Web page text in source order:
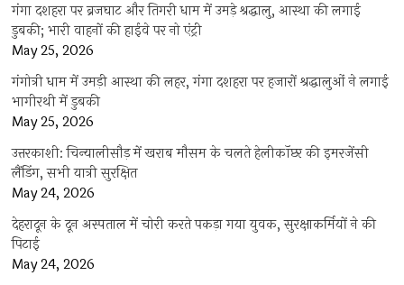
गंगा दशहरा पर ब्रजघाट और तिगरी धाम में उमड़े श्रद्धालु, आस्था की लगाई
डुबकी; भारी वाहनों की हाईवे पर नो एंट्री
May 25, 2026
गंगोत्री धाम में उमड़ी आस्था की लहर, गंगा दशहरा पर हजारों श्रद्धालुओं ने लगाई
भागीरथी में डुबकी
May 25, 2026
उत्तरकाशी: चिन्यालीसौड़ में खराब मौसम के चलते हेलीकॉप्टर की इमरजेंसी
लैंडिंग, सभी यात्री सुरक्षित
May 24, 2026
देहरादून के दून अस्पताल में चोरी करते पकड़ा गया युवक, सुरक्षाकर्मियों ने की
पिटाई
May 24, 2026